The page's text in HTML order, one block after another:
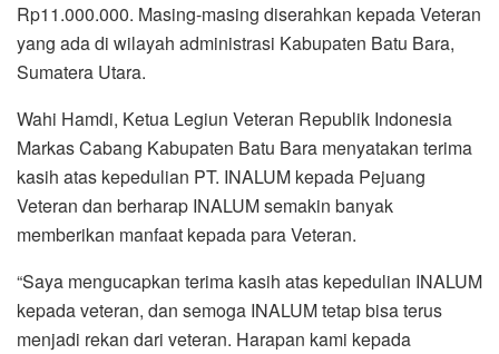
Rp11.000.000. Masing-masing diserahkan kepada Veteran
yang ada di wilayah administrasi Kabupaten Batu Bara,
Sumatera Utara.
Wahi Hamdi, Ketua Legiun Veteran Republik Indonesia
Markas Cabang Kabupaten Batu Bara menyatakan terima
kasih atas kepedulian PT. INALUM kepada Pejuang
Veteran dan berharap INALUM semakin banyak
memberikan manfaat kepada para Veteran.
“Saya mengucapkan terima kasih atas kepedulian INALUM
kepada veteran, dan semoga INALUM tetap bisa terus
menjadi rekan dari veteran. Harapan kami kepada